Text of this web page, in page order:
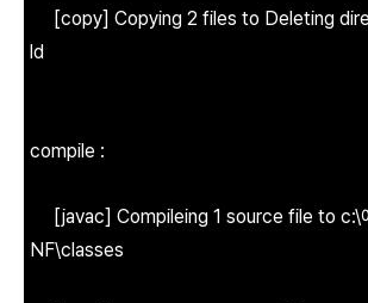
[copy] Copying 2 files to Deleting
ld
compile :
[javac] Compileing 1 source file to c:\
NF\classes